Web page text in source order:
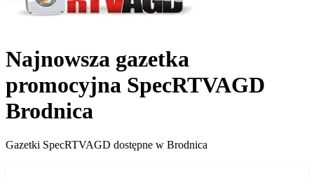
Najnowsza gazetka
promocyjna SpecRTVAGD
Brodnica
Gazetki SpecRTVAGD dostępne w Brodnica